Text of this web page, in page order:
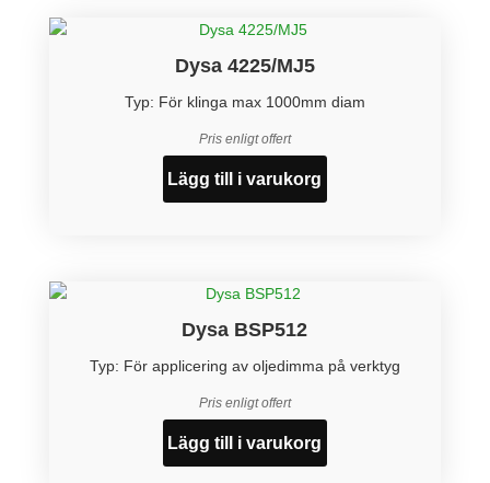
Dysa 4225/MJ5
Typ: För klinga max 1000mm diam
Pris enligt offert
Lägg till i varukorg
Dysa BSP512
Typ: För applicering av oljedimma på verktyg
Pris enligt offert
Lägg till i varukorg